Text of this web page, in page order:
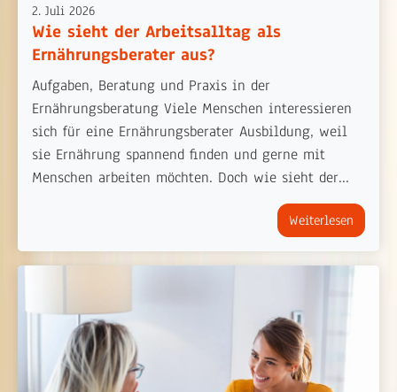
2. Juli 2026
Wie sieht der Arbeitsalltag als
Ernährungsberater aus?
Aufgaben, Beratung und Praxis in der
Ernährungsberatung Viele Menschen interessieren
sich für eine Ernährungsberater Ausbildung, weil
sie Ernährung spannend finden und gerne mit
Menschen arbeiten möchten. Doch wie sieht der...
Weiterlesen